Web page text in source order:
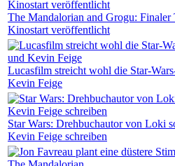
The Mandalorian and Grogu: Finaler
Kinostart veröffentlicht
Lucasfilm streicht wohl die Star-
Kevin Feige
Star Wars: Drehbuchautor von Loki
Kevin Feige schreiben